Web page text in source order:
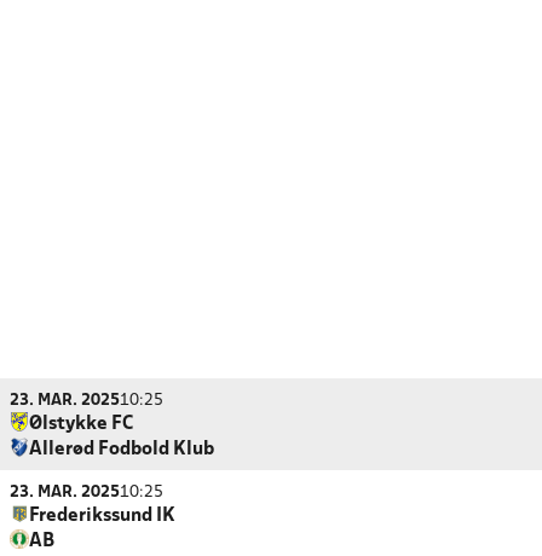
23. MAR. 202510:25
Ølstykke FC
Allerød Fodbold Klub
23. MAR. 202510:25
Frederikssund IK
AB